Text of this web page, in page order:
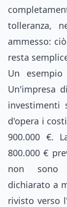
tolleranza,
ammesso:
resta
Un
Un'impresa
investimenti
d'opera i
900.000 €.
800.000 €
non sono
dichiarato a
rivisto verso